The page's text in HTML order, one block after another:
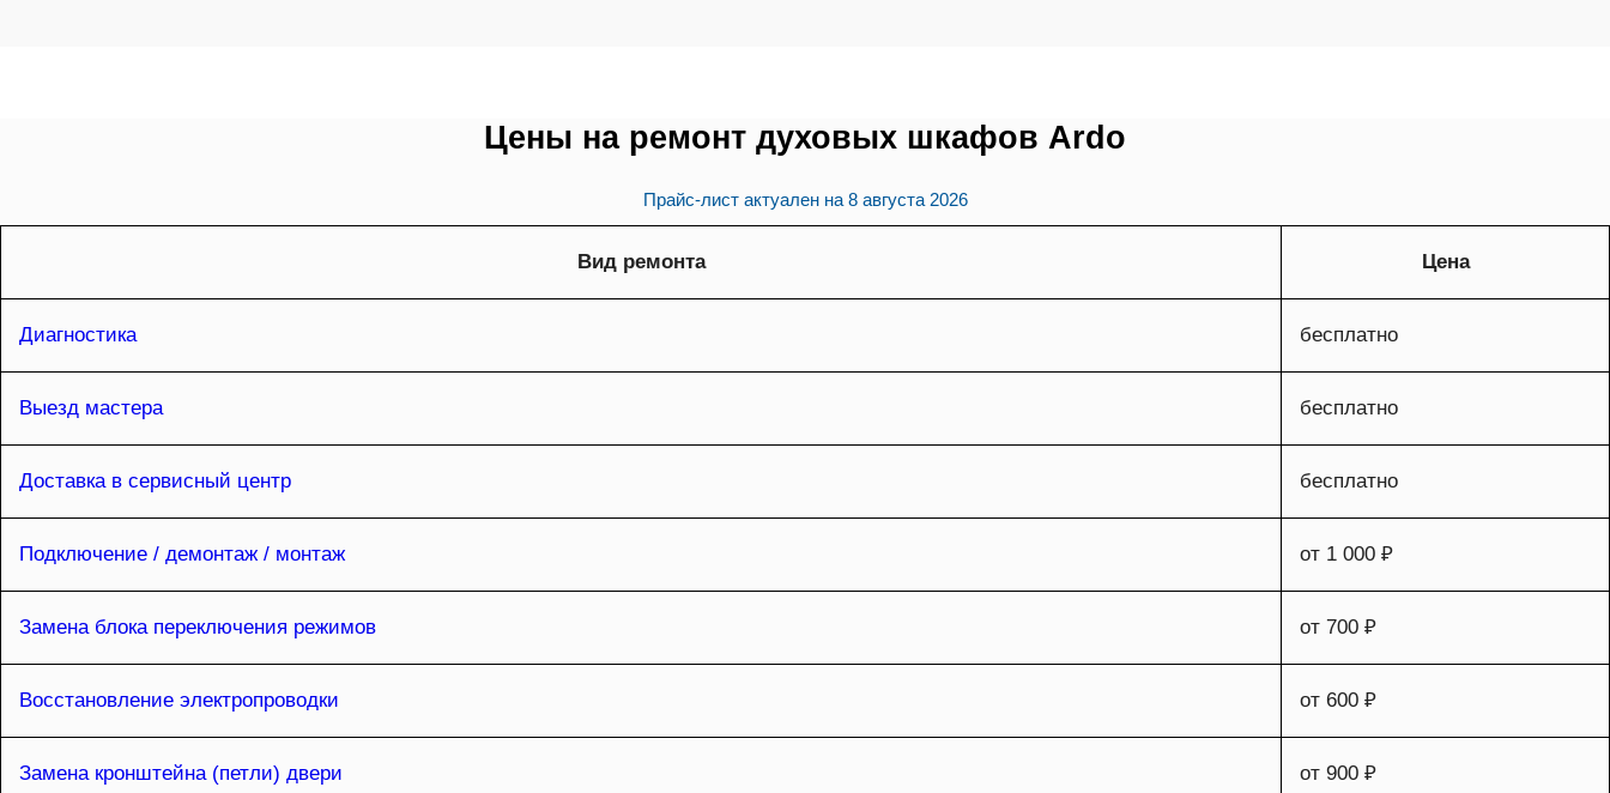
Цены на ремонт духовых шкафов Ardo
Прайс-лист актуален на 8 августа 2026
Вид ремонта Цена
Диагностика бесплатно
Выезд мастера бесплатно
Доставка в сервисный центр бесплатно
Подключение / демонтаж / монтаж от 1 000 ₽
Замена блока переключения режимов от 700 ₽
Восстановление электропроводки от 600 ₽
Замена кронштейна (петли) двери от 900 ₽